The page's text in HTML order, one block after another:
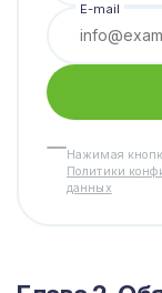
E-mail
Нажимая
Политики
данных